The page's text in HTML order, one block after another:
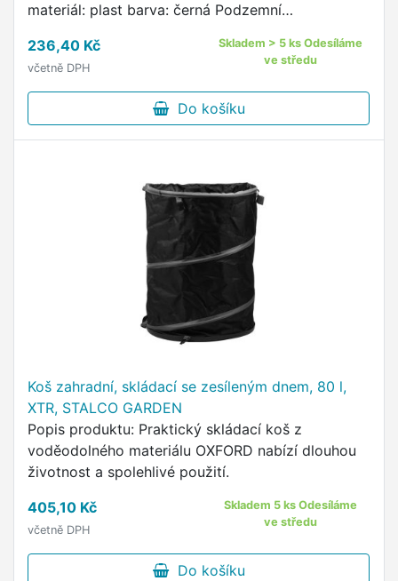
materiál: plast barva: černá Podzemní
rozklad organické hmoty a získání přírodního …
236,40 Kč
včetně DPH
Skladem > 5 ks Odesíláme
ve středu
Do košíku
Koš zahradní, skládací se zesíleným dnem, 80 l,
XTR, STALCO GARDEN
Popis produktu: Praktický skládací koš z
voděodolného materiálu OXFORD nabízí dlouhou
životnost a spolehlivé použití.
405,10 Kč
včetně DPH
Skladem 5 ks Odesíláme
ve středu
Do košíku